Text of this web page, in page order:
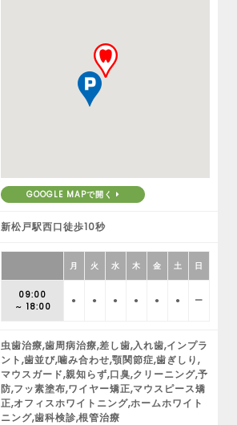
GOOGLE MAPで開く
新松戸駅西口徒歩10秒
月 火 水 木 金 土 日
09:00
～ 18:00
● ● ● ● ● ● ー
虫歯治療,歯周病治療,差し歯,入れ歯,インプラ
ント,歯並び,噛み合わせ,顎関節症,歯ぎしり,
マウスガード,親知らず,口臭,クリーニング,予
防,フッ素塗布,ワイヤー矯正,マウスピース矯
正,オフィスホワイトニング,ホームホワイト
ニング,歯科検診,根管治療